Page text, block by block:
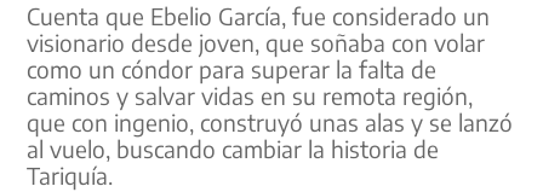
Cuenta que Ebelio García, fue considerado un
visionario desde joven, que soñaba con volar
como un cóndor para superar la falta de
caminos y salvar vidas en su remota región,
que con ingenio, construyó unas alas y se lanzó
al vuelo, buscando cambiar la historia de
Tariquía.